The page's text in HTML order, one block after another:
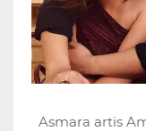
Asmara artis